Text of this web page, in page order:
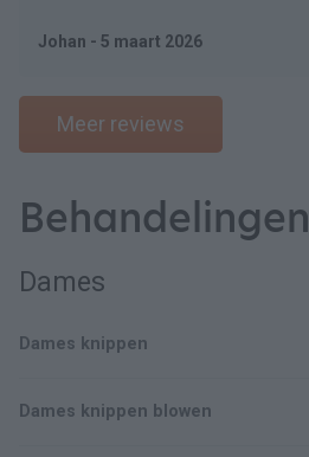
Johan - 5 maart 2026
Meer reviews
Behandelingen
Dames
Dames knippen
Dames knippen blowen